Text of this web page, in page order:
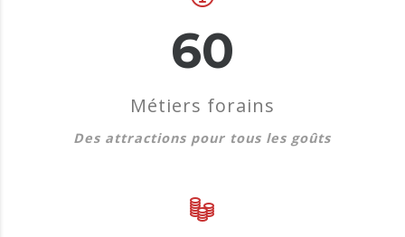
60
Métiers forains
Des attractions pour tous les goûts